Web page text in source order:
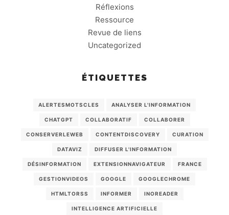
Réflexions
Ressource
Revue de liens
Uncategorized
ÉTIQUETTES
ALERTESMOTSCLES ANALYSER L'INFORMATION
CHATGPT COLLABORATIF COLLABORER
CONSERVERLEWEB CONTENTDISCOVERY CURATION
DATAVIZ DIFFUSER L'INFORMATION
DÉSINFORMATION EXTENSIONNAVIGATEUR FRANCE
GESTIONVIDEOS GOOGLE GOOGLECHROME
HTMLTORSS INFORMER INOREADER
INTELLIGENCE ARTIFICIELLE